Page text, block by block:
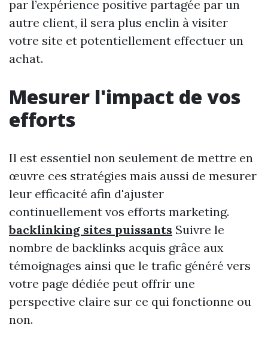
par l’expérience positive partagée par un
autre client, il sera plus enclin à visiter
votre site et potentiellement effectuer un
achat.
Mesurer l'impact de vos
efforts
Il est essentiel non seulement de mettre en
œuvre ces stratégies mais aussi de mesurer
leur efficacité afin d'ajuster
continuellement vos efforts marketing.
backlinking sites puissants Suivre le
nombre de backlinks acquis grâce aux
témoignages ainsi que le trafic généré vers
votre page dédiée peut offrir une
perspective claire sur ce qui fonctionne ou
non.